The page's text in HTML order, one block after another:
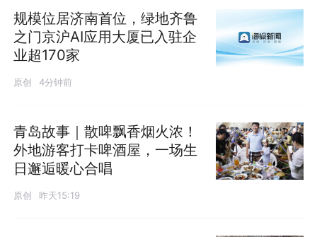
规模位居济南首位，绿地齐鲁
之门京沪AI应用大厦已入驻企
业超170家
原创 4分钟前
青岛故事｜散啤飘香烟火浓！
外地游客打卡啤酒屋，一场生
日邂逅暖心合唱
原创 昨天15:19